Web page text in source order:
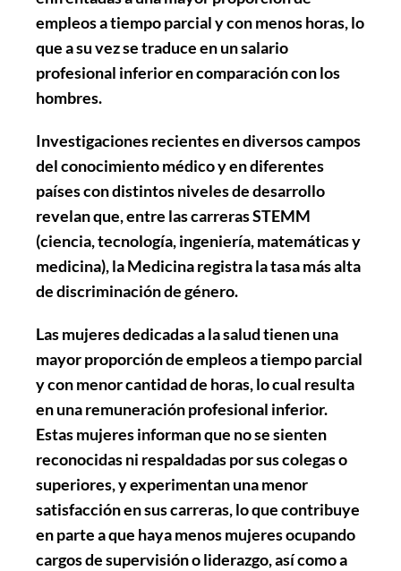
empleos a tiempo parcial y con menos horas, lo
que a su vez se traduce en un salario
profesional inferior en comparación con los
hombres.
Investigaciones recientes en diversos campos
del conocimiento médico y en diferentes
países con distintos niveles de desarrollo
revelan que, entre las carreras STEMM
(ciencia, tecnología, ingeniería, matemáticas y
medicina), la Medicina registra la tasa más alta
de discriminación de género.
Las mujeres dedicadas a la salud tienen una
mayor proporción de empleos a tiempo parcial
y con menor cantidad de horas, lo cual resulta
en una remuneración profesional inferior.
Estas mujeres informan que no se sienten
reconocidas ni respaldadas por sus colegas o
superiores, y experimentan una menor
satisfacción en sus carreras, lo que contribuye
en parte a que haya menos mujeres ocupando
cargos de supervisión o liderazgo, así como a